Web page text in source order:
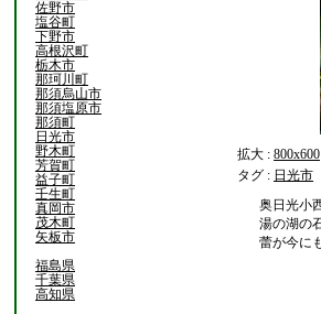
佐野市
塩谷町
下野市
高根沢町
栃木市
那珂川町
那須烏山市
那須塩原市
那須町
日光市
野木町
芳賀町
益子町
壬生町
真岡市
茂木町
矢板市
福島県
千葉県
高知県
拡大 : 800x600
タグ : 日光市
奥日光小
湯の湖の
蕾が今に